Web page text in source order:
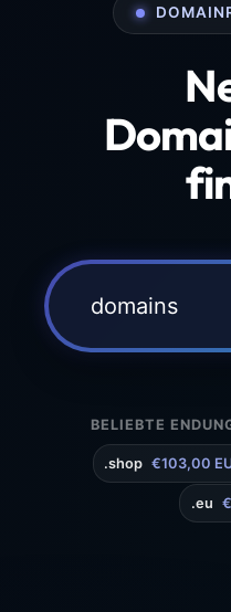
BELIEBTE
.shop €103,00
.eu